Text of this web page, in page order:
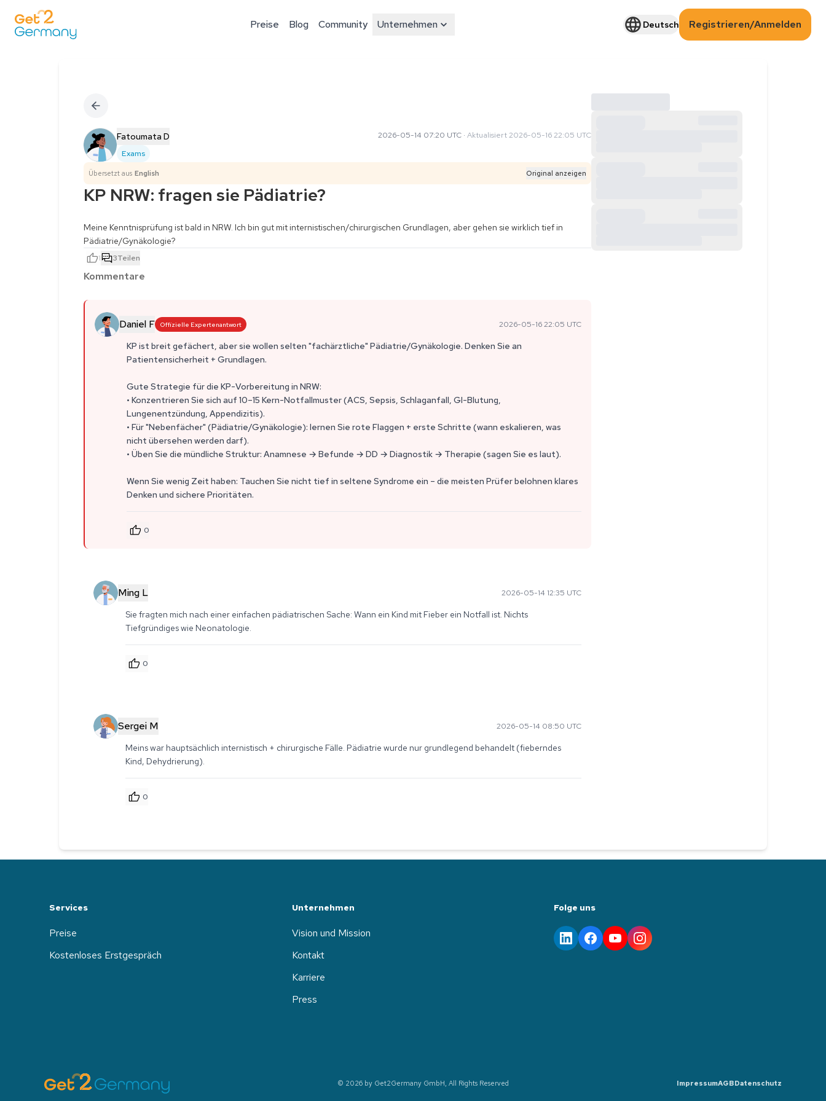
Preise Blog Community Unternehmen Deutsch Registrieren/Anmelden
Fatoumata D
Exams
2026-05-14 07:20 UTC· Aktualisiert 2026-05-16 22:05 UTC
Übersetzt aus English Original anzeigen
KP NRW: fragen sie Pädiatrie?
Meine Kenntnisprüfung ist bald in NRW. Ich bin gut mit internistischen/chirurgischen Grundlagen, aber gehen sie wirklich tief in
Pädiatrie/Gynäkologie?
1 3Teilen
Kommentare
Daniel F Offizielle Expertenantwort 2026-05-16 22:05 UTC
KP ist breit gefächert, aber sie wollen selten "fachärztliche" Pädiatrie/Gynäkologie. Denken Sie an
Patientensicherheit + Grundlagen.
Gute Strategie für die KP-Vorbereitung in NRW:
• Konzentrieren Sie sich auf 10–15 Kern-Notfallmuster (ACS, Sepsis, Schlaganfall, GI-Blutung,
Lungenentzündung, Appendizitis).
• Für "Nebenfächer" (Pädiatrie/Gynäkologie): lernen Sie rote Flaggen + erste Schritte (wann eskalieren, was
nicht übersehen werden darf).
• Üben Sie die mündliche Struktur: Anamnese → Befunde → DD → Diagnostik → Therapie (sagen Sie es laut).
Wenn Sie wenig Zeit haben: Tauchen Sie nicht tief in seltene Syndrome ein – die meisten Prüfer belohnen klares
Denken und sichere Prioritäten.
0
Ming L 2026-05-14 12:35 UTC
Sie fragten mich nach einer einfachen pädiatrischen Sache: Wann ein Kind mit Fieber ein Notfall ist. Nichts
Tiefgründiges wie Neonatologie.
0
Sergei M 2026-05-14 08:50 UTC
Meins war hauptsächlich internistisch + chirurgische Fälle. Pädiatrie wurde nur grundlegend behandelt (fieberndes
Kind, Dehydrierung).
0
Services
Preise
Kostenloses Erstgespräch
Unternehmen
Vision und Mission
Kontakt
Karriere
Press
Folge uns
© 2026 by Get2Germany GmbH, All Rights Reserved ImpressumAGBDatenschutz